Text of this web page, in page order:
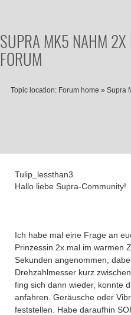
Supra
SUPRA MK5 NAHM
FORUM
Topic location: Forum home » Supra
Tulip_lessthan3
Hallo liebe Supra-Community!
Ich habe mal eine Frage an
Prinzessin 2x mal im warmen
Sekunden angenommen,
Drehzahlmesser kurz
fing sich dann wieder, konnte
anfahren. Geräusche oder
feststellen. Habe daraufhin